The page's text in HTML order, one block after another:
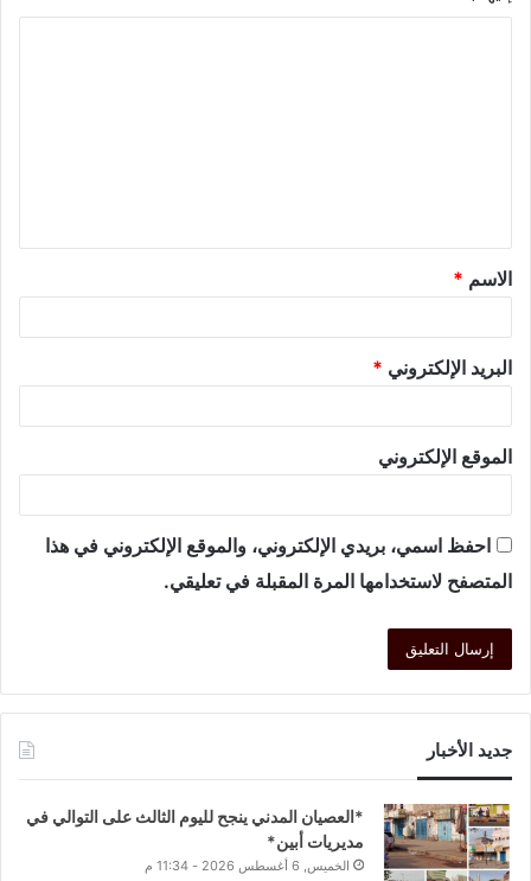
الاسم *
البريد الإلكتروني *
الموقع الإلكتروني
احفظ اسمي، بريدي الإلكتروني، والموقع الإلكتروني في هذا
المتصفح لاستخدامها المرة المقبلة في تعليقي.
جديد الأخبار
*العصيان المدني ينجح لليوم الثالث على التوالي في
مديريات أبين*
الخميس, 6 أغسطس 2026 - 11:34 م